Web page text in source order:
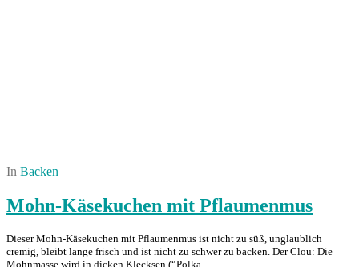
In Backen
Mohn-Käsekuchen mit Pflaumenmus
Dieser Mohn-Käsekuchen mit Pflaumenmus ist nicht zu süß, unglaublich
cremig, bleibt lange frisch und ist nicht zu schwer zu backen. Der Clou: Die
Mohnmasse wird in dicken Klecksen (“Polka…